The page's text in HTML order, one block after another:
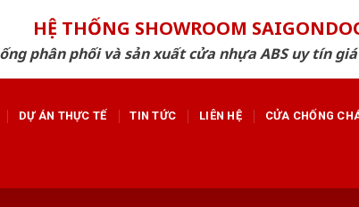
HỆ THỐNG SHOWROOM
phân phối và sản xuất cửa nhựa ABS uy tín giá
DỰ ÁN THỰC TẾ TIN TỨC LIÊN HỆ CỬA CHỐNG